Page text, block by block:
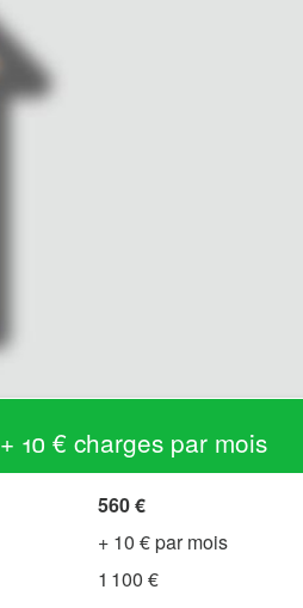
+ 10 € charges par mois
560 €
+ 10 € par mois
1 100 €